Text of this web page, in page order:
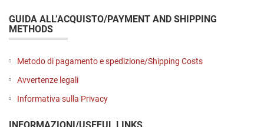
GUIDA ALL’ACQUISTO/PAYMENT AND SHIPPING
METHODS
Metodo di pagamento e spedizione/Shipping Costs
Avvertenze legali
Informativa sulla Privacy